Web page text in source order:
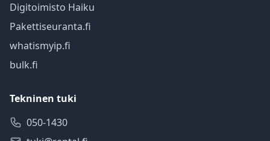
Digitoimisto Haiku
Pakettiseuranta.fi
whatismyip.fi
bulk.fi
Tekninen tuki
050-1430